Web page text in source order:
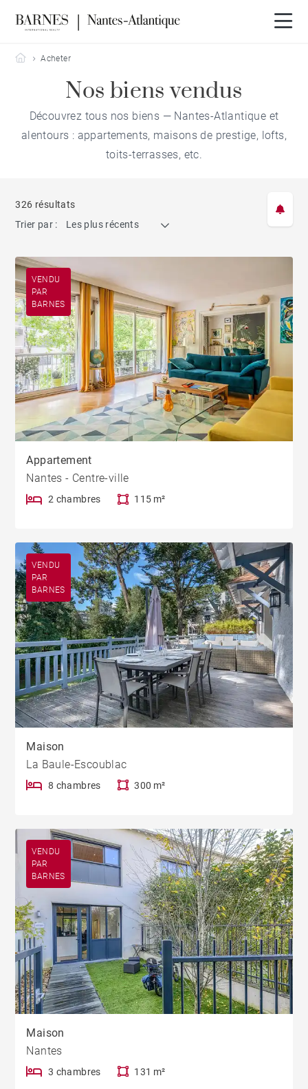
Barnes Nantes-Atlantique
Acheter
Nos biens vendus
Découvrez tous nos biens — Nantes-Atlantique et
alentours : appartements, maisons de prestige, lofts,
toits-terrasses, etc.
326 résultats
Trier par :
Les plus récents
VENDU
PAR
BARNES
Appartement
Nantes - Centre-ville
2 chambres 115 m²
VENDU
PAR
BARNES
Maison
La Baule-Escoublac
8 chambres 300 m²
VENDU
PAR
BARNES
Maison
Nantes
3 chambres 131 m²